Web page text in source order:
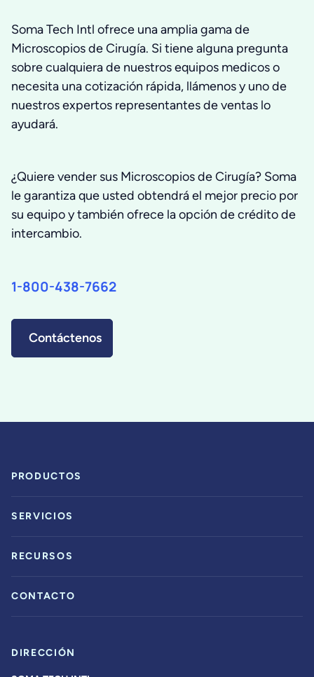
Soma Tech Intl ofrece una amplia gama de
Microscopios de Cirugía. Si tiene alguna pregunta
sobre cualquiera de nuestros equipos medicos o
necesita una cotización rápida, llámenos y uno de
nuestros expertos representantes de ventas lo
ayudará.
¿Quiere vender sus Microscopios de Cirugía? Soma
le garantiza que usted obtendrá el mejor precio por
su equipo y también ofrece la opción de crédito de
intercambio.
1-800-438-7662
Contáctenos
PRODUCTOS
SERVICIOS
RECURSOS
CONTACTO
DIRECCIÓN